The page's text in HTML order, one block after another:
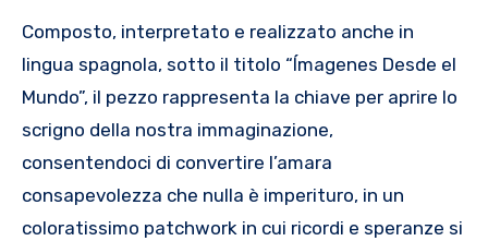
Composto, interpretato e realizzato anche in
lingua spagnola, sotto il titolo “Ímagenes Desde el
Mundo”, il pezzo rappresenta la chiave per aprire lo
scrigno della nostra immaginazione,
consentendoci di convertire l’amara
consapevolezza che nulla è imperituro, in un
coloratissimo patchwork in cui ricordi e speranze si